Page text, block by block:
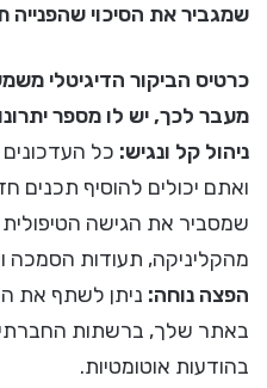
שמגביר את הסיכוי
כרטיס הביקור הדיגיטלי
מעבר לכך, יש לו מספר
ניהול קל ונגיש: כל העדכונים
ואתם יכולים להוסיף תכנים
שמסביר את הגישה
מהקליניקה, תעודות הסמכה
הפצה נוחה: ניתן לשתף את
באתר שלך, ברשתות
בהודעות אוטומטיות.